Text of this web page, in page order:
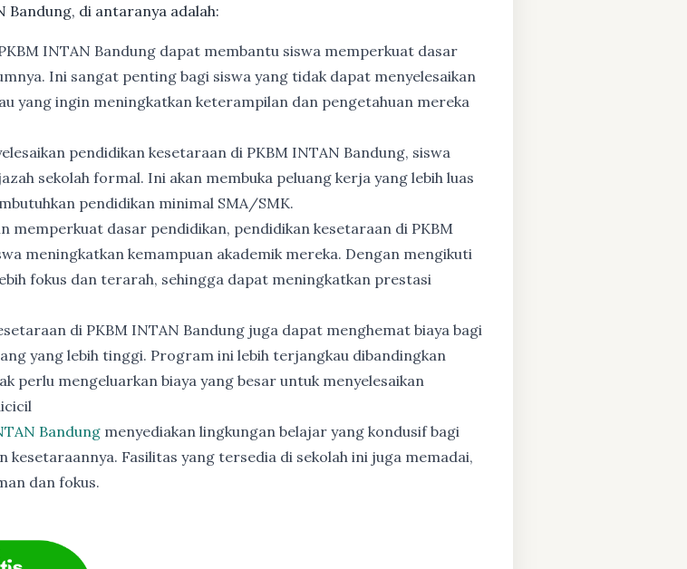
Bandung, di antaranya adalah:
INTAN Bandung dapat membantu siswa memperkuat dasar
Ini sangat penting bagi siswa yang tidak dapat menyelesaikan
yang ingin meningkatkan keterampilan dan pengetahuan mereka
pendidikan kesetaraan di PKBM INTAN Bandung, siswa
sekolah formal. Ini akan membuka peluang kerja yang lebih luas
pendidikan minimal SMA/SMK.
memperkuat dasar pendidikan, pendidikan kesetaraan di PKBM
meningkatkan kemampuan akademik mereka. Dengan mengikuti
fokus dan terarah, sehingga dapat meningkatkan prestasi
di PKBM INTAN Bandung juga dapat menghemat biaya bagi
yang lebih tinggi. Program ini lebih terjangkau dibandingkan
perlu mengeluarkan biaya yang besar untuk menyelesaikan
Bandung menyediakan lingkungan belajar yang kondusif bagi
kesetaraannya. Fasilitas yang tersedia di sekolah ini juga memadai,
dan fokus.